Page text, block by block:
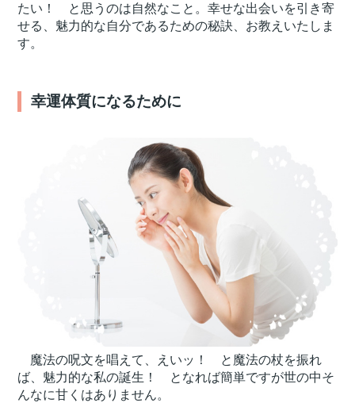
たい！ と思うのは自然なこと。幸せな出会いを引き寄
せる、魅力的な自分であるための秘訣、お教えいたしま
す。
幸運体質になるために
魔法の呪文を唱えて、えいッ！ と魔法の杖を振れ
ば、魅力的な私の誕生！ となれば簡単ですが世の中そ
んなに甘くはありません。